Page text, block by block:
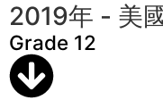
2019年 - 美
Grade 12